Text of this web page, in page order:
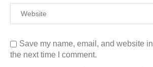
Save my name, email, and website
the next time I comment.